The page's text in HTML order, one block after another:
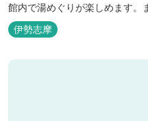
館内で湯めぐりが楽しめます。
呂（有料）、足湯に湯上がり処
日をお過ごしいただけます。 お料理についても、「詩季バイキン
グ」はオープンキッチンで出
伊勢志摩